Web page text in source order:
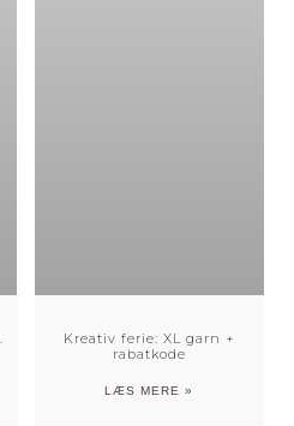
Kreativ ferie: XL garn +
rabatkode
LÆS MERE »